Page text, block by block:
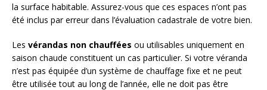
la surface habitable. Assurez-vous que ces espaces n’ont pas
été inclus par erreur dans l’évaluation cadastrale de votre bien.
Les vérandas non chauffées ou utilisables uniquement en
saison chaude constituent un cas particulier. Si votre véranda
n’est pas équipée d’un système de chauffage fixe et ne peut
être utilisée tout au long de l’année, elle ne doit pas être